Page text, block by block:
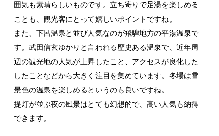
囲気も素晴らしいものです。立ち寄りで足湯を楽しめる
ことも、観光客にとって嬉しいポイントですね。
また、下呂温泉と並び人気なのが飛騨地方の平湯温泉で
す。武田信玄ゆかりと言われる歴史ある温泉で、近年周
辺の観光地の人気が上昇したこと、アクセスが良化した
したことなどから大きく注目を集めています。冬場は雪
景色の温泉を楽しめるというのも良いですね。
提灯が並ぶ夜の風景はとても幻想的で、高い人気も納得
できます。